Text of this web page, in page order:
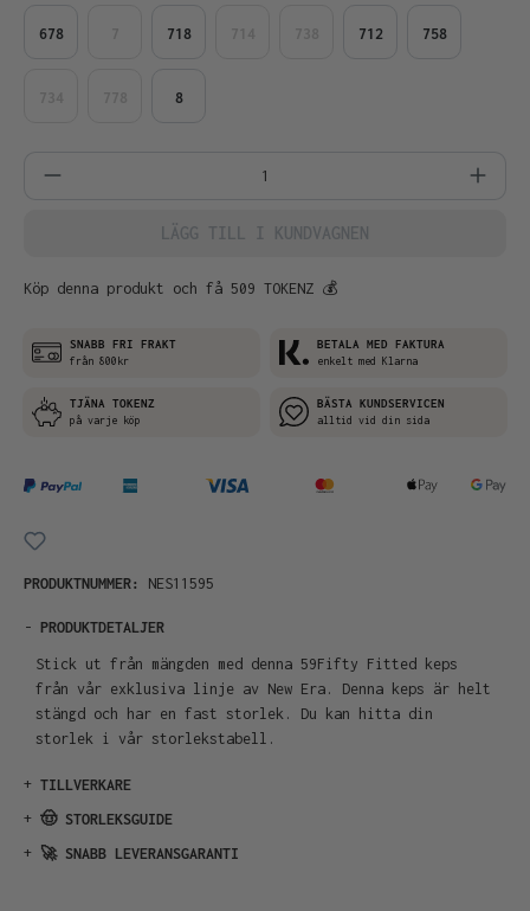
678 718 712 758
8
Produktkvantitet: Ange önskat
LÄGG TILL I KUNDVAGNEN
Köp denna produkt och få 509 TOKENZ 💰
SNABB FRI FRAKT
från 800kr
BETALA MED FAKTURA
enkelt med Klarna
TJÄNA TOKENZ
på varje köp
BÄSTA KUNDSERVICEN
alltid vid din sida
PRODUKTNUMMER: NES11595
- PRODUKTDETALJER
Stick ut från mängden med denna 59Fifty Fitted keps
från vår exklusiva linje av New Era. Denna keps är helt
stängd och har en fast storlek. Du kan hitta din
storlek i vår storlekstabell.
+ TILLVERKARE
+ 🤠 STORLEKSGUIDE
+ 🚀 SNABB LEVERANSGARANTI